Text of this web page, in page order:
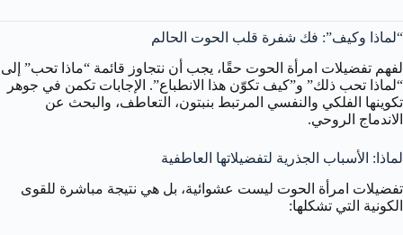
“لماذا وكيف”: فك شفرة قلب الحوت الحالم
لفهم تفضيلات امرأة الحوت حقًا، يجب أن نتجاوز قائمة “ماذا تحب” إلى
“لماذا تحب ذلك” و”كيف تكوّن هذا الانطباع”. الإجابات تكمن في جوهر
تكوينها الفلكي والنفسي المرتبط بنبتون، التعاطف، والبحث عن
الاندماج الروحي.
لماذا: الأسباب الجذرية لتفضيلاتها العاطفية
تفضيلات امرأة الحوت ليست عشوائية، بل هي نتيجة مباشرة للقوى
الكونية التي تشكلها: